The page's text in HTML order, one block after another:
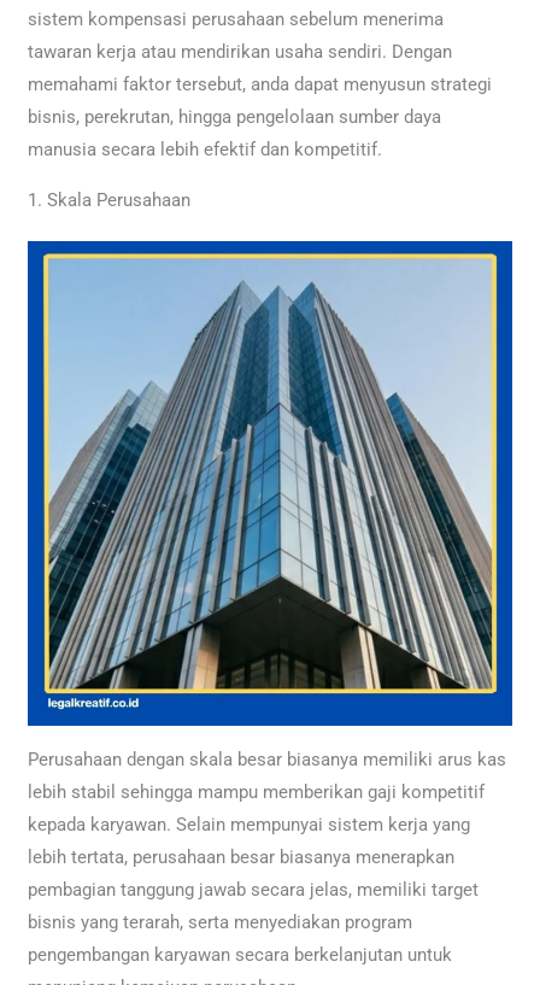
sistem kompensasi perusahaan sebelum menerima
tawaran kerja atau mendirikan usaha sendiri. Dengan
memahami faktor tersebut, anda dapat menyusun strategi
bisnis, perekrutan, hingga pengelolaan sumber daya
manusia secara lebih efektif dan kompetitif.
1. Skala Perusahaan
Perusahaan dengan skala besar biasanya memiliki arus kas
lebih stabil sehingga mampu memberikan gaji kompetitif
kepada karyawan. Selain mempunyai sistem kerja yang
lebih tertata, perusahaan besar biasanya menerapkan
pembagian tanggung jawab secara jelas, memiliki target
bisnis yang terarah, serta menyediakan program
pengembangan karyawan secara berkelanjutan untuk